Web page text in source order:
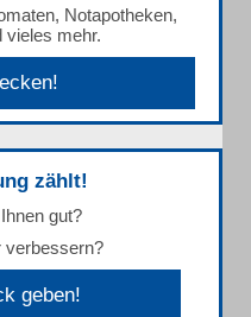
Notapotheken,
vieles mehr.
zählt!
gut?
verbessern?
geben!